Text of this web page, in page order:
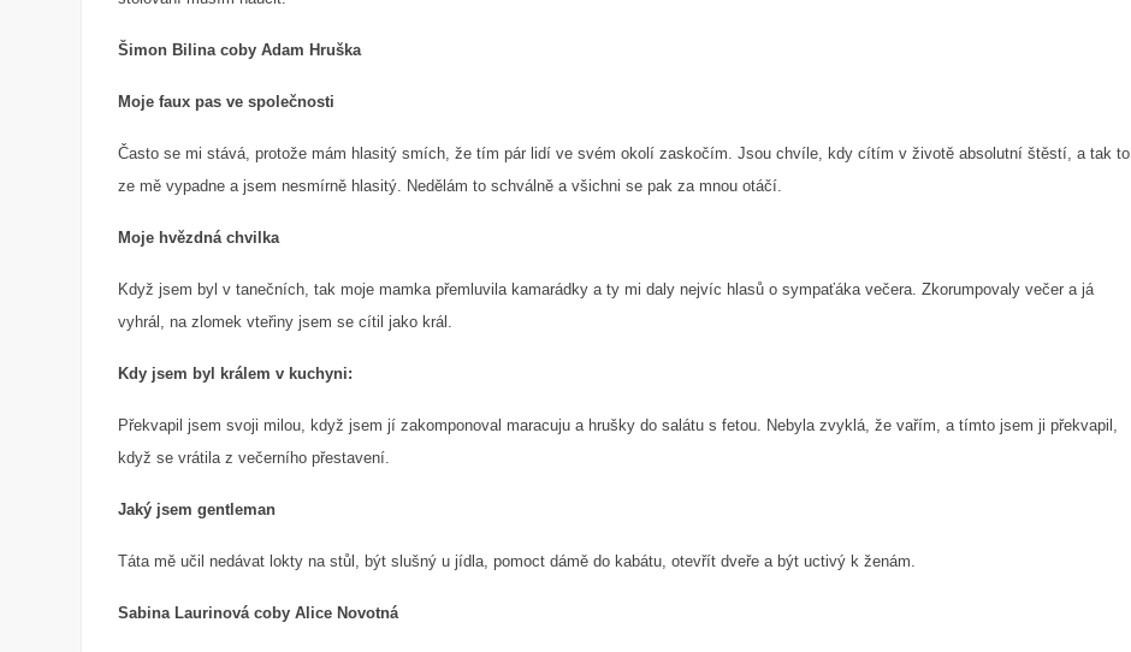
Šimon Bilina coby Adam Hruška
Moje faux pas ve společnosti
Často se mi stává, protože mám hlasitý smích, že tím pár lidí ve svém okolí zaskočím. Jsou chvíle, kdy cítím v životě absolutní štěstí, a tak to
ze mě vypadne a jsem nesmírně hlasitý. Nedělám to schválně a všichni se pak za mnou otáčí.
Moje hvězdná chvilka
Když jsem byl v tanečních, tak moje mamka přemluvila kamarádky a ty mi daly nejvíc hlasů o sympaťáka večera. Zkorumpovaly večer a já
vyhrál, na zlomek vteřiny jsem se cítil jako král.
Kdy jsem byl králem v kuchyni:
Překvapil jsem svoji milou, když jsem jí zakomponoval maracuju a hrušky do salátu s fetou. Nebyla zvyklá, že vařím, a tímto jsem ji překvapil,
když se vrátila z večerního přestavení.
Jaký jsem gentleman
Táta mě učil nedávat lokty na stůl, být slušný u jídla, pomoct dámě do kabátu, otevřít dveře a být uctivý k ženám.
Sabina Laurinová coby Alice Novotná